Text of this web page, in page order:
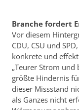
Branche fordert
Vor diesem
CDU, CSU und
konkrete und
„Teurer Strom
größte Hindernis
dieser Missstand
als Ganzes nicht